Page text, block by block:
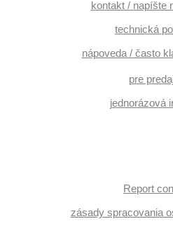
kontakt / napíšte
technická
nápoveda / často
pre
jednorázová
Report
zásady spracovania